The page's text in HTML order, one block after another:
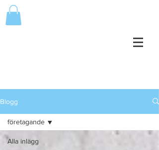
Blogg
Alla inlägg
företagande